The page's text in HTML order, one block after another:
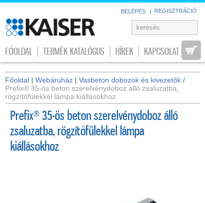
BELÉPÉS | REGISZTRÁCIÓ
FŐOLDAL TERMÉK KATALÓGUS HÍREK KAPCSOLAT
Főoldal | Webáruház | Vasbeton dobozok és kivezetők /
Prefix® 35-ös beton szerelvénydoboz álló zsaluzatba,
rögzítőfülekkel lámpa kiállásokhoz
Prefix® 35-ös beton szerelvénydoboz álló
zsaluzatba, rögzítőfülekkel lámpa
kiállásokhoz